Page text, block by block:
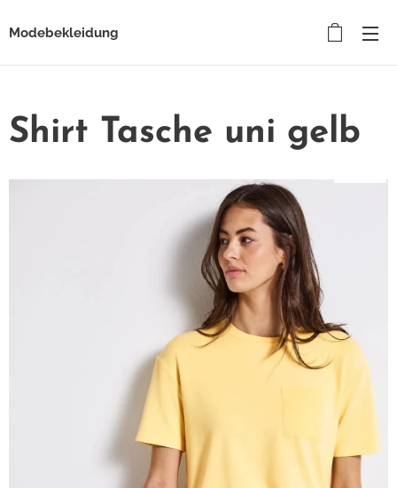
Modebekleidung
Shirt Tasche uni gelb